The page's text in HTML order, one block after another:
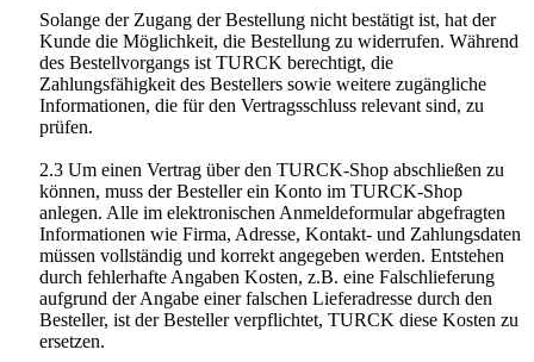
Solange der Zugang der Bestellung nicht bestätigt ist, hat der
Kunde die Möglichkeit, die Bestellung zu widerrufen. Während
des Bestellvorgangs ist TURCK berechtigt, die
Zahlungsfähigkeit des Bestellers sowie weitere zugängliche
Informationen, die für den Vertragsschluss relevant sind, zu
prüfen.
2.3 Um einen Vertrag über den TURCK-Shop abschließen zu
können, muss der Besteller ein Konto im TURCK-Shop
anlegen. Alle im elektronischen Anmeldeformular abgefragten
Informationen wie Firma, Adresse, Kontakt- und Zahlungsdaten
müssen vollständig und korrekt angegeben werden. Entstehen
durch fehlerhafte Angaben Kosten, z.B. eine Falschlieferung
aufgrund der Angabe einer falschen Lieferadresse durch den
Besteller, ist der Besteller verpflichtet, TURCK diese Kosten zu
ersetzen.